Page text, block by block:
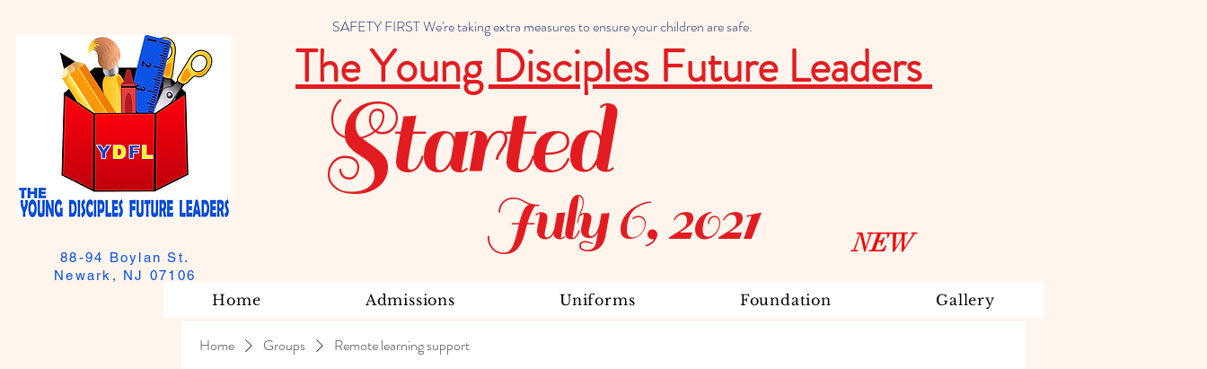
SAFETY FIRST We're taking extra measures to ensure your children are safe.
88-94 Boylan St.
Newark, NJ 07106
The Young Disciples Future Leaders
July 6, 2021
Started
Home Admissions Uniforms Foundation Gallery
NEW
Home Groups Remote learning support